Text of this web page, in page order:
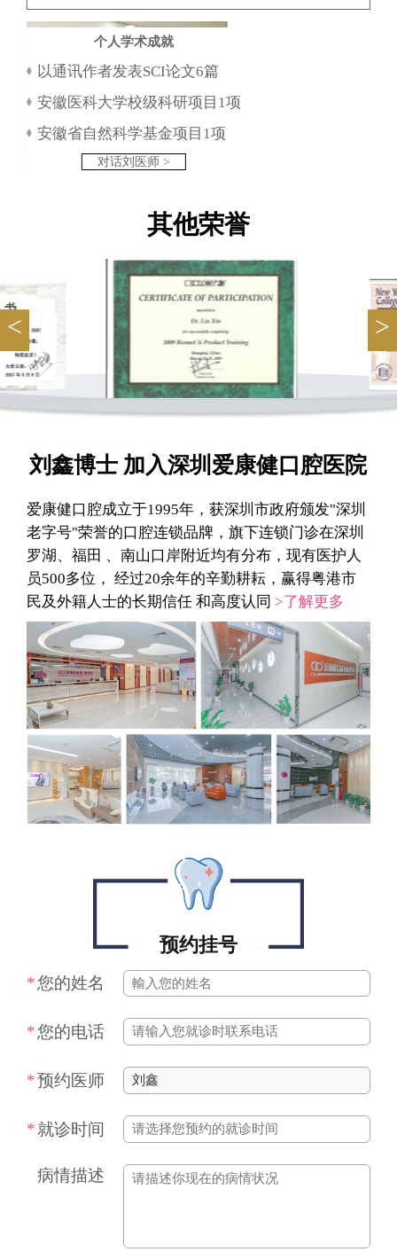
个人学术成就
以通讯作者发表SCI论文6篇
安徽医科大学校级科研项目1项
安徽省自然科学基金项目1项
对话刘医师 >
其他荣誉
< >
刘鑫博士 加入深圳爱康健口腔医院
爱康健口腔成立于1995年，获深圳市政府颁发"深圳
老字号"荣誉的口腔连锁品牌，旗下连锁门诊在深圳
罗湖、福田 、南山口岸附近均有分布，现有医护人
员500多位， 经过20余年的辛勤耕耘，赢得粤港市
民及外籍人士的长期信任 和高度认同 >了解更多
预约挂号
*您的姓名
*您的电话
*预约医师
*就诊时间
病情描述